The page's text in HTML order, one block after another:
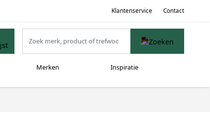
Klantenservice Contact
Merken Inspiratie